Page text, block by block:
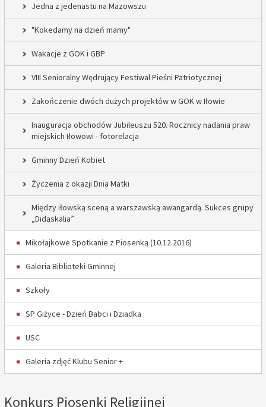
Jedna z jedenastu na Mazowszu
"Kokedamy na dzień mamy"
Wakacje z GOK i GBP
VIII Senioralny Wędrujący Festiwal Pieśni Patriotycznej
Zakończenie dwóch dużych projektów w GOK w Iłowie
Inauguracja obchodów Jubileuszu 520. Rocznicy nadania praw
miejskich Iłowowi - fotorelacja
Gminny Dzień Kobiet
Życzenia z okazji Dnia Matki
Między iłowską sceną a warszawską awangardą. Sukces grupy
„Didaskalia”
Mikołajkowe Spotkanie z Piosenką (10.12.2016)
Galeria Biblioteki Gminnej
Szkoły
SP Giżyce - Dzień Babci i Dziadka
USC
Galeria zdjęć Klubu Senior +
Konkurs Piosenki Religijnej